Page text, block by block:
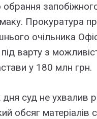
обрання
Прокуратура
очільника
варту з
у 180 млн грн.
дня суд не ухвалив
обсяг матеріалів